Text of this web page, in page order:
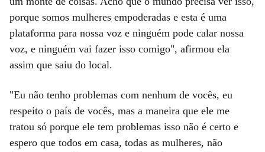
porque somos mulheres empoderadas e esta é uma
plataforma para nossa voz e ninguém pode calar nossa
voz, e ninguém vai fazer isso comigo", afirmou ela
assim que saiu do local.
"Eu não tenho problemas com nenhum de vocês, eu
respeito o país de vocês, mas a maneira que ele me
tratou só porque ele tem problemas isso não é certo e
espero que todos em casa, todas as mulheres, não